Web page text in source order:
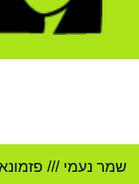
שמר נעמי ///